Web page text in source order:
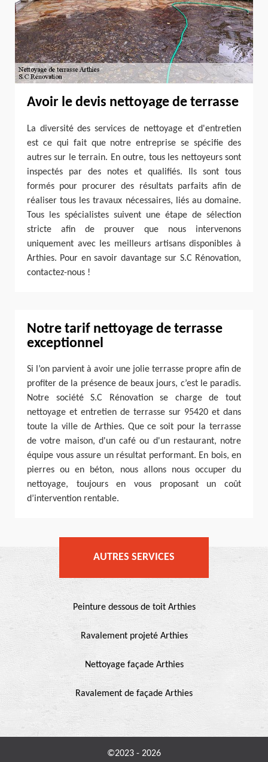
Avoir le devis nettoyage de terrasse
La diversité des services de nettoyage et d'entretien
est ce qui fait que notre entreprise se spécifie des
autres sur le terrain. En outre, tous les nettoyeurs sont
inspectés par des notes et qualifiés. Ils sont tous
formés pour procurer des résultats parfaits afin de
réaliser tous les travaux nécessaires, liés au domaine.
Tous les spécialistes suivent une étape de sélection
stricte afin de prouver que nous intervenons
uniquement avec les meilleurs artisans disponibles à
Arthies. Pour en savoir davantage sur S.C Rénovation,
contactez-nous !
Notre tarif nettoyage de terrasse
exceptionnel
Si l’on parvient à avoir une jolie terrasse propre afin de
profiter de la présence de beaux jours, c’est le paradis.
Notre société S.C Rénovation se charge de tout
nettoyage et entretien de terrasse sur 95420 et dans
toute la ville de Arthies. Que ce soit pour la terrasse
de votre maison, d'un café ou d'un restaurant, notre
équipe vous assure un résultat performant. En bois, en
pierres ou en béton, nous allons nous occuper du
nettoyage, toujours en vous proposant un coût
d’intervention rentable.
AUTRES SERVICES
Peinture dessous de toit Arthies
Ravalement projeté Arthies
Nettoyage façade Arthies
Ravalement de façade Arthies
©2023 - 2026